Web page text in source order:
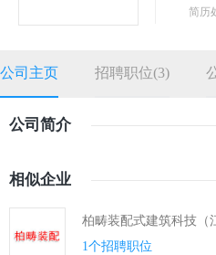
简历
公司主页 招聘职位(3)
公司简介
相似企业
柏畴装配式建筑科技（
1个招聘职位